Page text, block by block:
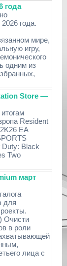
года
года.
мире,
игру,
одним из
Store —
Resident
EA
Duty: Black
Two
март
для
Очисти
в роли
лица с